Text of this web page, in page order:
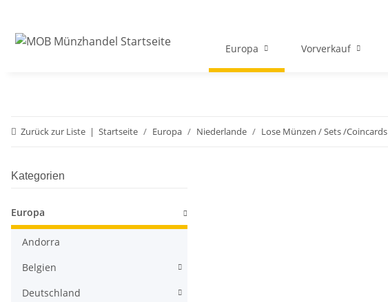
Europa Vorverkauf
Zurück zur Liste Startseite Europa Niederlande Lose Münzen / Sets /Coincards
Kategorien
Europa
Andorra
Belgien
Deutschland